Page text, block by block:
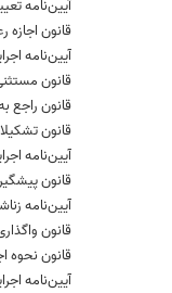
قانون راجع به
قانون